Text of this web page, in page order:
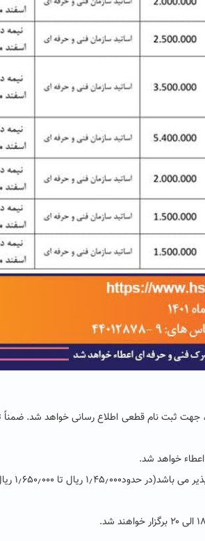
کلاس ها، جهت ثبت نام قطعی اطلاع رسانی خواهد شد.
خواهد شد.
ریال تا ۱٫۶۵۰٫۰۰۰ ریال)